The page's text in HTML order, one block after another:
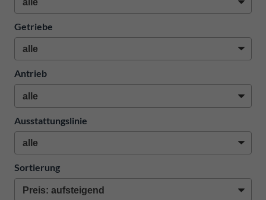
Getriebe
Antrieb
Ausstattungslinie
Sortierung